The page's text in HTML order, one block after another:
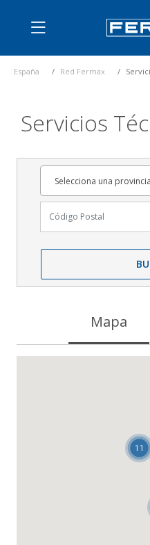
España Red Fermax
Servicios
Selecciona una provincia
Busca por título,
Mapa
11